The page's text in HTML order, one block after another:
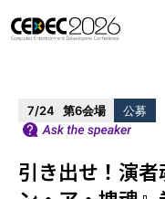
タイムテーブル
7/24 第6会場 公募
引き出せ！演